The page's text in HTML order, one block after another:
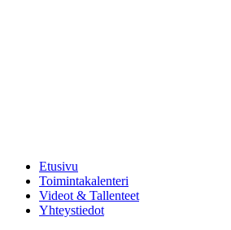
Etusivu
Toimintakalenteri
Videot & Tallenteet
Yhteystiedot